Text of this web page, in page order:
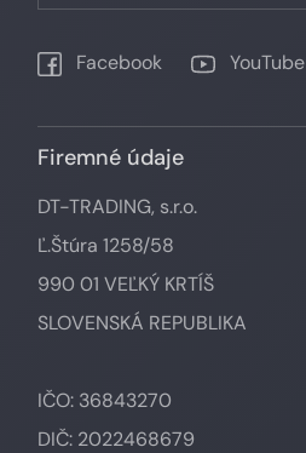
Facebook YouTube
Firemné údaje
DT-TRADING, s.r.o.
Ľ.Štúra 1258/58
990 01 VEĽKÝ KRTÍŠ
SLOVENSKÁ REPUBLIKA
IČO: 36843270
DIČ: 2022468679